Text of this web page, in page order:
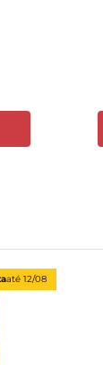
até 12/08